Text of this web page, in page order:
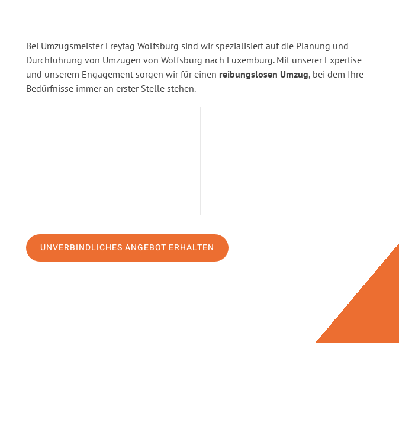
Bei Umzugsmeister Freytag Wolfsburg sind wir spezialisiert auf die Planung und
Durchführung von Umzügen von Wolfsburg nach Luxemburg. Mit unserer Expertise
und unserem Engagement sorgen wir für einen reibungslosen Umzug, bei dem Ihre
Bedürfnisse immer an erster Stelle stehen.
UNVERBINDLICHES ANGEBOT ERHALTEN